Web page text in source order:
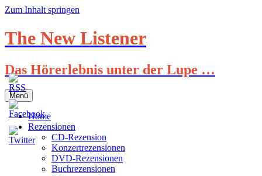
Zum Inhalt springen
The New Listener
Das Hörerlebnis unter der Lupe …
Menü
Home
Rezensionen
CD-Rezension
Konzertrezensionen
DVD-Rezensionen
Buchrezensionen